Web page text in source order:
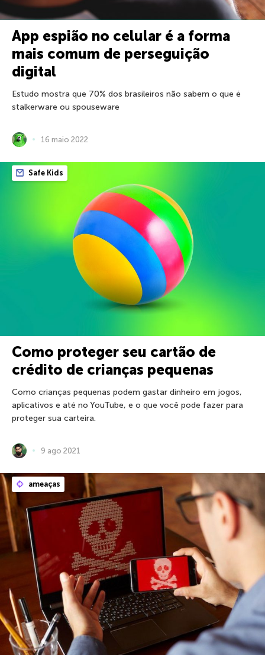
App espião no celular é a forma
mais comum de perseguição
digital
Estudo mostra que 70% dos brasileiros não sabem o que é
stalkerware ou spouseware
16 maio 2022
Safe Kids
Como proteger seu cartão de
crédito de crianças pequenas
Como crianças pequenas podem gastar dinheiro em jogos,
aplicativos e até no YouTube, e o que você pode fazer para
proteger sua carteira.
9 ago 2021
ameaças